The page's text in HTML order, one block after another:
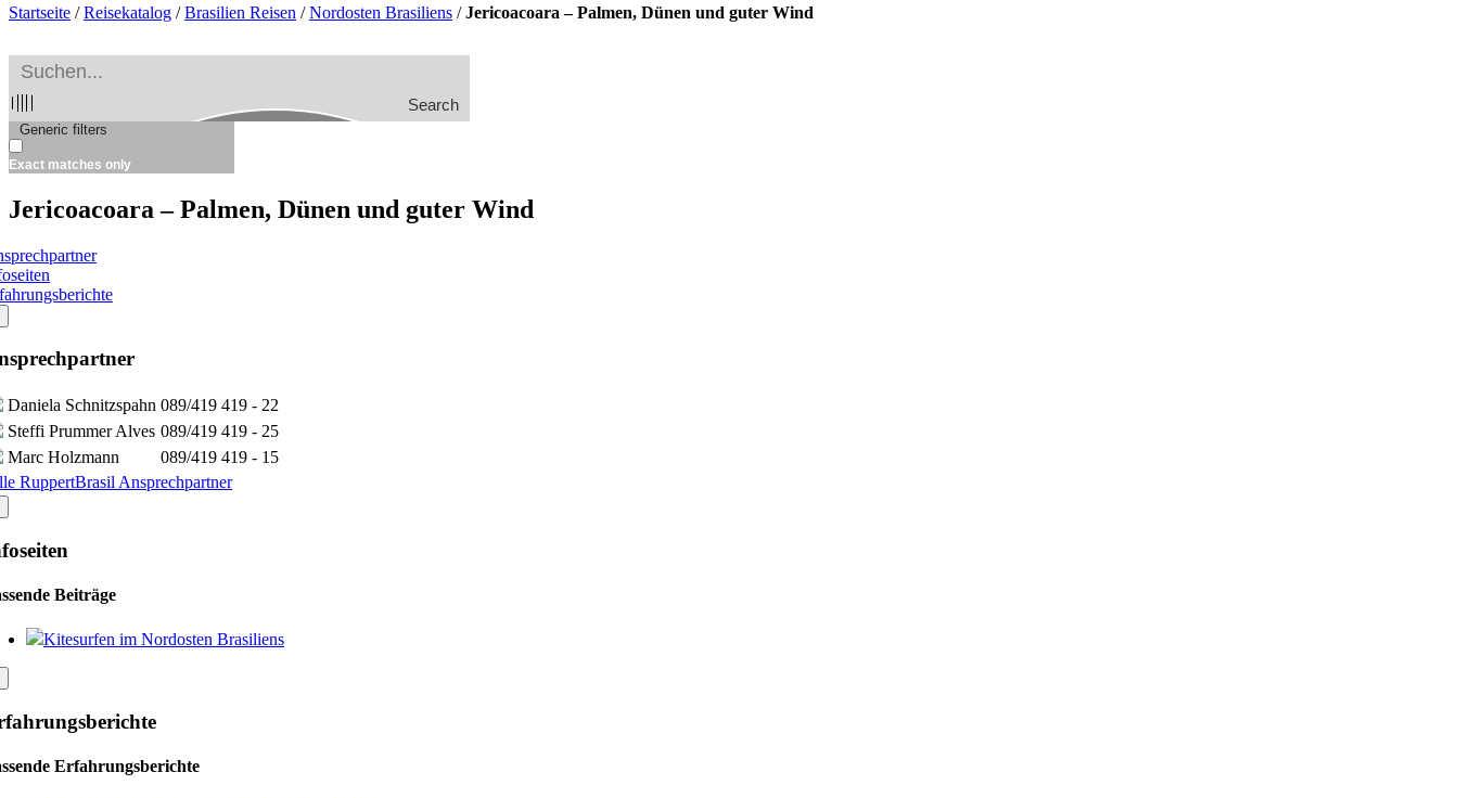
Startseite /Reisekatalog /Brasilien Reisen /Nordosten Brasiliens /Jericoacoara – Palmen, Dünen und guter Wind
Search
Generic filters
Exact matches only
Jericoacoara – Palmen, Dünen und guter Wind
Daniela Schnitzspahn 089/419 419 - 22
Steffi Prummer Alves 089/419 419 - 25
Marc Holzmann
089/419 419 - 15
RuppertBrasil Ansprechpartner
Beiträge
Kitesurfen im Nordosten Brasiliens
Erfahrungsberichte